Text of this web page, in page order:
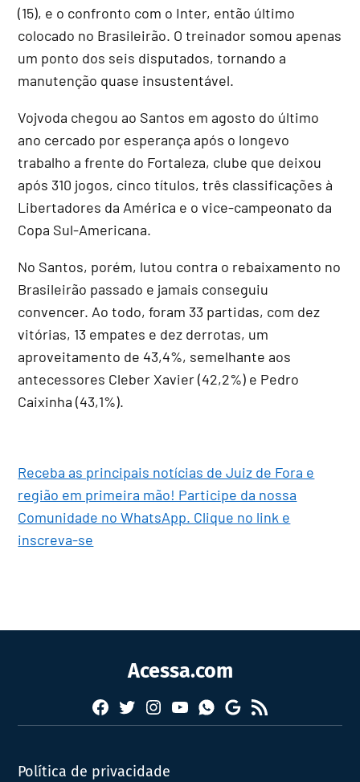
(15), e o confronto com o Inter, então último
colocado no Brasileirão. O treinador somou apenas
um ponto dos seis disputados, tornando a
manutenção quase insustentável.
Vojvoda chegou ao Santos em agosto do último
ano cercado por esperança após o longevo
trabalho a frente do Fortaleza, clube que deixou
após 310 jogos, cinco títulos, três classificações à
Libertadores da América e o vice-campeonato da
Copa Sul-Americana.
No Santos, porém, lutou contra o rebaixamento no
Brasileirão passado e jamais conseguiu
convencer. Ao todo, foram 33 partidas, com dez
vitórias, 13 empates e dez derrotas, um
aproveitamento de 43,4%, semelhante aos
antecessores Cleber Xavier (42,2%) e Pedro
Caixinha (43,1%).
Receba as principais notícias de Juiz de Fora e
região em primeira mão! Participe da nossa
Comunidade no WhatsApp. Clique no link e
inscreva-se
Acessa.com
Facebook
TwitterInstagram
YouTubeWhatsapp
Google
News
RSS
Política de privacidade